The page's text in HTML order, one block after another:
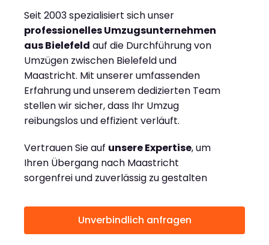
Seit 2003 spezialisiert sich unser
professionelles Umzugsunternehmen
aus Bielefeld auf die Durchführung von
Umzügen zwischen Bielefeld und
Maastricht. Mit unserer umfassenden
Erfahrung und unserem dedizierten Team
stellen wir sicher, dass Ihr Umzug
reibungslos und effizient verläuft.
Vertrauen Sie auf unsere Expertise, um
Ihren Übergang nach Maastricht
sorgenfrei und zuverlässig zu gestalten
Unverbindlich anfragen